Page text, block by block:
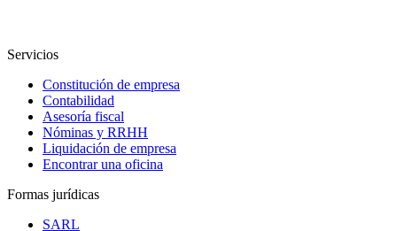
Servicios
Constitución de empresa
Contabilidad
Asesoría fiscal
Nóminas y RRHH
Liquidación de empresa
Encontrar una oficina
Formas jurídicas
SARL